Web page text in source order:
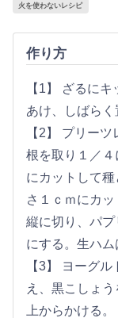
火を使わないレシピ
作り方
【1】 ざるに
あけ、しばらく
【2】 プリー
根を取り１／
にカットして
さ１ｃｍにカ
縦に切り、パプ
にする。生ハム
【3】 ヨーグ
え、黒こしょ
上からかける。